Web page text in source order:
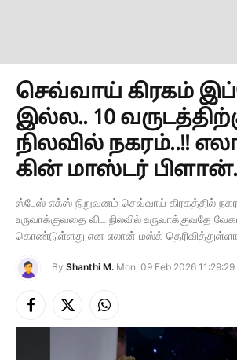
செவ்வாய் கிரகம்
இல்ல.. 10
நிலவில் நகரம்..!!
கின் மாஸ்டர்
ஸ்பேஸ் எக்ஸ் நிறுவனம் செவ்வாய் கிரகத்தில்
உருவாக்குவதை விட நிலவில் உருவாக்குவதே
கொண்டுள்ளது என எலான் மஸ்க்
By Shanthi M. Mon, 09 Feb 2026 11:29:29
Facebook
X
(Twitter)
Instagram